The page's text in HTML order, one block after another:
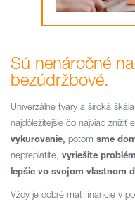
Sú nenáročné
bezúdržbové.
Univerzálne tvary a široká
najdôležitejšie čo najviac znížiť
vykurovanie, potom sme
nepreplatíte, vyriešite problém
lepšie vo svojom vlastnom
Vždy je dobré mať financie v